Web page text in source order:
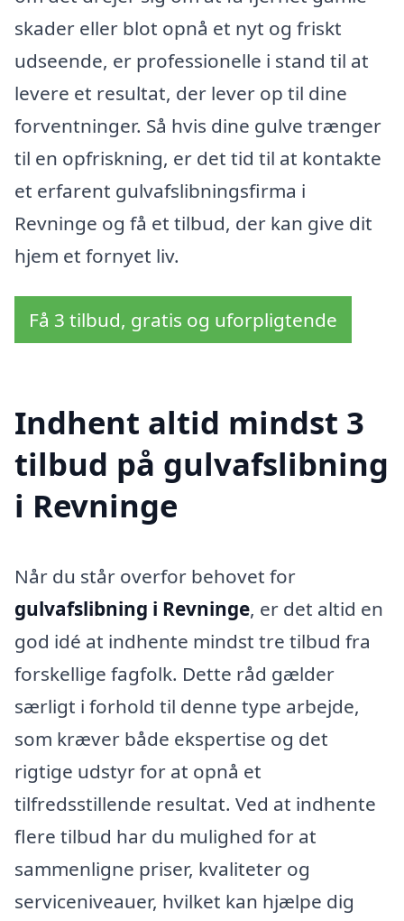
skader eller blot opnå et nyt og friskt
udseende, er professionelle i stand til at
levere et resultat, der lever op til dine
forventninger. Så hvis dine gulve trænger
til en opfriskning, er det tid til at kontakte
et erfarent gulvafslibningsfirma i
Revninge og få et tilbud, der kan give dit
hjem et fornyet liv.
Få 3 tilbud, gratis og uforpligtende
Indhent altid mindst 3
tilbud på gulvafslibning
i Revninge
Når du står overfor behovet for
gulvafslibning i Revninge, er det altid en
god idé at indhente mindst tre tilbud fra
forskellige fagfolk. Dette råd gælder
særligt i forhold til denne type arbejde,
som kræver både ekspertise og det
rigtige udstyr for at opnå et
tilfredsstillende resultat. Ved at indhente
flere tilbud har du mulighed for at
sammenligne priser, kvaliteter og
serviceniveauer, hvilket kan hjælpe dig